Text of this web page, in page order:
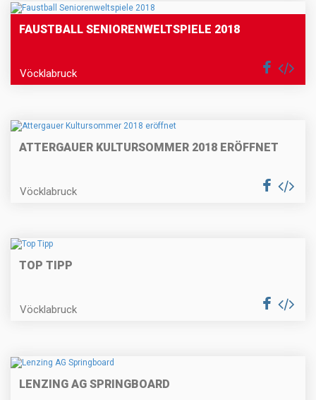
FAUSTBALL SENIORENWELTSPIELE 2018
Vöcklabruck
ATTERGAUER KULTURSOMMER 2018 ERÖFFNET
Vöcklabruck
TOP TIPP
Vöcklabruck
LENZING AG SPRINGBOARD